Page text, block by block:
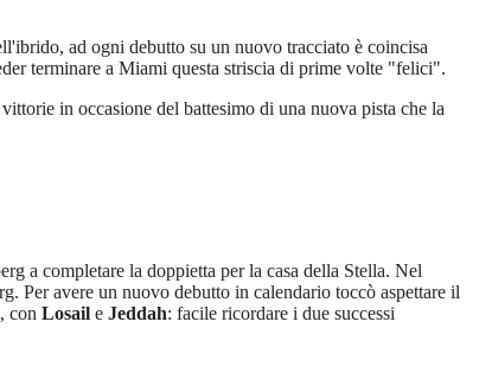
ad ogni debutto su un nuovo tracciato è coincisa
terminare a Miami questa striscia di prime volte "felici".
in occasione del battesimo di una nuova pista che la
a completare la doppietta per la casa della Stella. Nel
Per avere un nuovo debutto in calendario toccò aspettare il
con Losail e Jeddah: facile ricordare i due successi